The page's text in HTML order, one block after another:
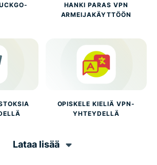
HANKI PARAS VPN
ARMEIJAKÄYTTÖÖN
OPISKELE KIELIÄ VPN-
YHTEYDELLÄ
Lataa lisää